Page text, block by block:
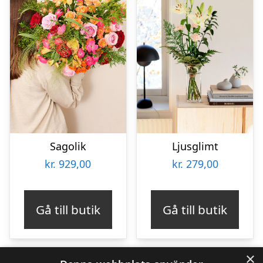
Sagolik
kr. 929,00
Gå till butik
Ljusglimt
kr. 279,00
Gå till butik
×